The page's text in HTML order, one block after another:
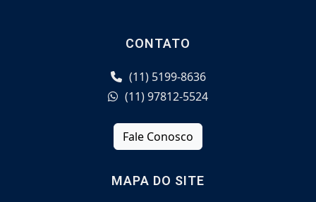
CONTATO
(11) 5199-8636
(11) 97812-5524
Fale Conosco
MAPA DO SITE